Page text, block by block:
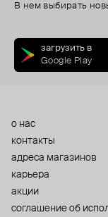
В нем выбирать
загрузить в
Google Play
о нас
контакты
адреса магазинов
карьера
акции
cоглашение об